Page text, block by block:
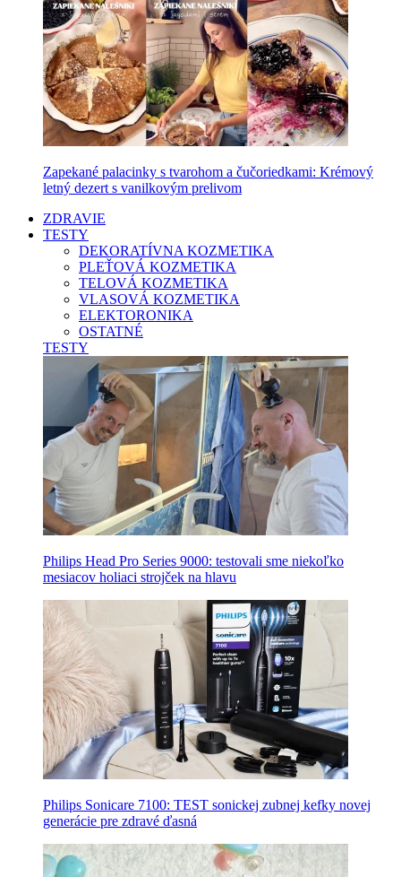
Zapekané palacinky s tvarohom a čučoriedkami: Krémový
letný dezert s vanilkovým prelivom
ZDRAVIE
TESTY
DEKORATÍVNA KOZMETIKA
PLEŤOVÁ KOZMETIKA
TELOVÁ KOZMETIKA
VLASOVÁ KOZMETIKA
ELEKTORONIKA
OSTATNÉ
TESTY
Philips Head Pro Series 9000: testovali sme niekoľko
mesiacov holiaci strojček na hlavu
Philips Sonicare 7100: TEST sonickej zubnej kefky novej
generácie pre zdravé ďasná